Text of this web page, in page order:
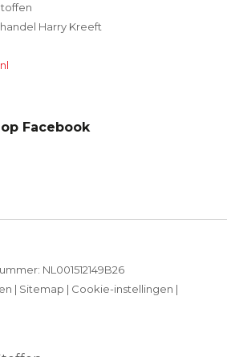
Harry Kreeft
Facebook
NL001512149B26
| Sitemap | Cookie-instellingen |